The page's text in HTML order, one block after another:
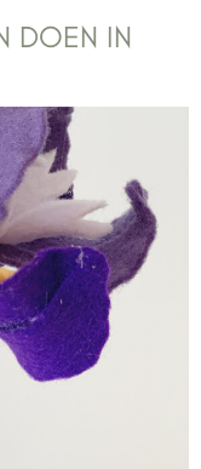
DOEN IN